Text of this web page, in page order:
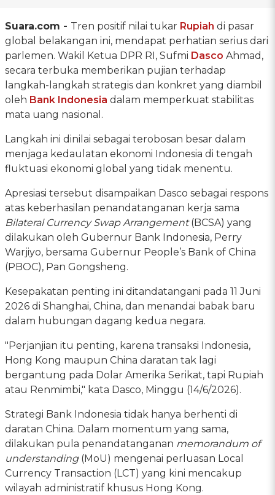
Suara.com - Tren positif nilai tukar Rupiah di pasar
global belakangan ini, mendapat perhatian serius dari
parlemen. Wakil Ketua DPR RI, Sufmi Dasco Ahmad,
secara terbuka memberikan pujian terhadap
langkah-langkah strategis dan konkret yang diambil
oleh Bank Indonesia dalam memperkuat stabilitas
mata uang nasional.
Langkah ini dinilai sebagai terobosan besar dalam
menjaga kedaulatan ekonomi Indonesia di tengah
fluktuasi ekonomi global yang tidak menentu.
Apresiasi tersebut disampaikan Dasco sebagai respons
atas keberhasilan penandatanganan kerja sama
Bilateral Currency Swap Arrangement(BCSA) yang
dilakukan oleh Gubernur Bank Indonesia, Perry
Warjiyo, bersama Gubernur People’s Bank of China
(PBOC), Pan Gongsheng.
Kesepakatan penting ini ditandatangani pada 11 Juni
2026 di Shanghai, China, dan menandai babak baru
dalam hubungan dagang kedua negara.
"Perjanjian itu penting, karena transaksi Indonesia,
Hong Kong maupun China daratan tak lagi
bergantung pada Dolar Amerika Serikat, tapi Rupiah
atau Renmimbi," kata Dasco, Minggu (14/6/2026).
Strategi Bank Indonesia tidak hanya berhenti di
daratan China. Dalam momentum yang sama,
dilakukan pula penandatanganan memorandum of
understanding(MoU) mengenai perluasan Local
Currency Transaction (LCT) yang kini mencakup
wilayah administratif khusus Hong Kong.